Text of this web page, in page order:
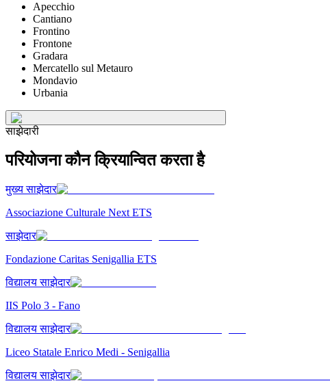
Apecchio
Cantiano
Frontino
Frontone
Gradara
Mercatello sul Metauro
Mondavio
Urbania
साझेदारी
परियोजना कौन क्रियान्वित करता है
मुख्य साझेदार
Associazione Culturale Next ETS
साझेदार
Fondazione Caritas Senigallia ETS
विद्यालय साझेदार
IIS Polo 3 - Fano
विद्यालय साझेदार
Liceo Statale Enrico Medi - Senigallia
विद्यालय साझेदार